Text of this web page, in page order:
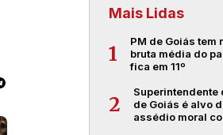
Mais Lidas
1
PM de Goiás tem
bruta média do
fica em 11º
2
de Goiás é alvo
assédio moral